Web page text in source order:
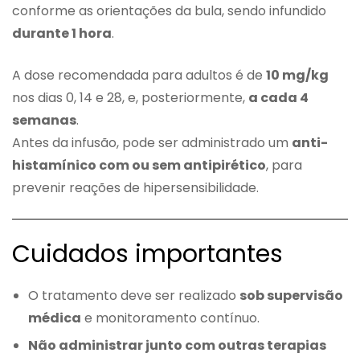
conforme as orientações da bula, sendo infundido
durante 1 hora.
A dose recomendada para adultos é de 10 mg/kg
nos dias 0, 14 e 28, e, posteriormente, a cada 4
semanas.
Antes da infusão, pode ser administrado um anti-
histamínico com ou sem antipirético, para
prevenir reações de hipersensibilidade.
Cuidados importantes
O tratamento deve ser realizado sob supervisão
médica e monitoramento contínuo.
Não administrar junto com outras terapias